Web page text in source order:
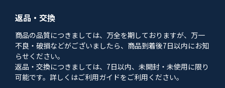
返品・交換
商品の品質につきましては、万全を期しておりますが、万一
不良・破損などがございましたら、商品到着後7日以内にお知
らせください。
返品・交換につきましては、7日以内、未開封・未使用に限り
可能です。詳しくはご利用ガイドをご利用ください。